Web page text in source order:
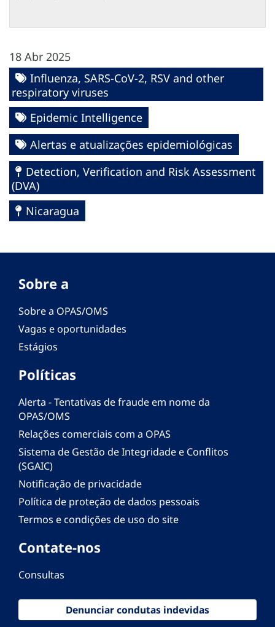
18 Abr 2025
Influenza, SARS-CoV-2, RSV and other
respiratory viruses
Epidemic Intelligence
Alertas e atualizações epidemiológicas
Detection, Verification and Risk Assessment
(DVA)
Nicaragua
Sobre a
Sobre a OPAS/OMS
Vagas e oportunidades
Estágios
Políticas
Alerta - Tentativas de fraude em nome da
OPAS/OMS
Relações comerciais com a OPAS
Sistema de Gestão de Integridade e Conflitos
(SGAIC)
Notificação de privacidade
Política de proteção de dados pessoais
Termos e condições de uso do site
Contate-nos
Consultas
Denunciar condutas indevidas